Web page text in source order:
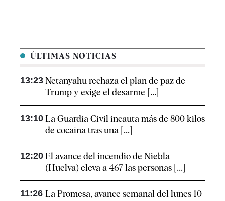
ÚLTIMAS NOTICIAS
13:23 Netanyahu rechaza el plan de paz de
Trump y exige el desarme [...]
13:10 La Guardia Civil incauta más de 800 kilos
de cocaína tras una [...]
12:20 El avance del incendio de Niebla
(Huelva) eleva a 467 las personas [...]
11:26 La Promesa, avance semanal del lunes 10